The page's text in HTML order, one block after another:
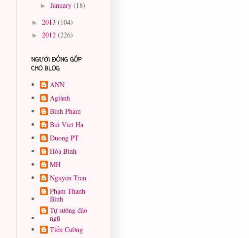
► January (18)
► 2013 (104)
► 2012 (226)
NGƯỜI ĐÓNG GÓP
CHO BLOG
ANN
Agiành
Binh Pham
Bui Viet Ha
Duong PT
Hòa Bình
MH
Nguyen Tran
Phạm Thanh
Binh
Tự sướng đào
ngũ
Tiến Cường